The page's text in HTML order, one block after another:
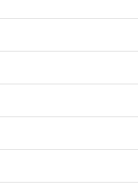
добавить любой
другие изменения
индивидуальный
с нами.
вам нужна помощь,
помочь.